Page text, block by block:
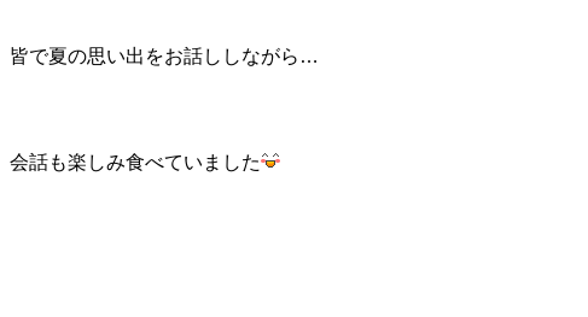
皆で夏の思い出をお話ししながら…
会話も楽しみ食べていました